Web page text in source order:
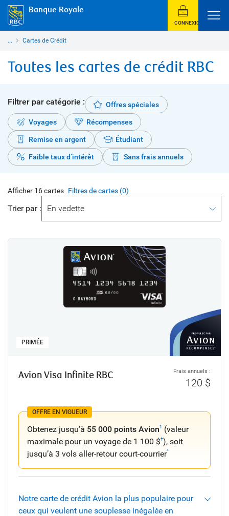
Banque Royale
CONNEXION
... Cartes de Crédit
Toutes les cartes de crédit RBC
Filtrer par catégorie : Offres spéciales
Voyages Récompenses
Remise en argent Étudiant
Faible taux d’intérêt Sans frais annuels
Afficher 16cartes Filtres de cartes (0)
Trier par :
PRIMÉE
Avion Visa Infinite RBC Frais annuels :
120 $
OFFRE EN VIGUEUR
Obtenez jusqu’à 55 000 points Avion1
(valeur
maximale pour un voyage de 1 100 $†), soit
jusqu’à 3 vols aller-retour court-courrier^
Notre carte de crédit Avion la plus populaire pour
ceux qui veulent une souplesse inégalée en